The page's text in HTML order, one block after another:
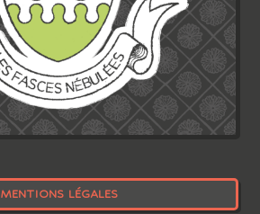
MENTIONS LÉGALES